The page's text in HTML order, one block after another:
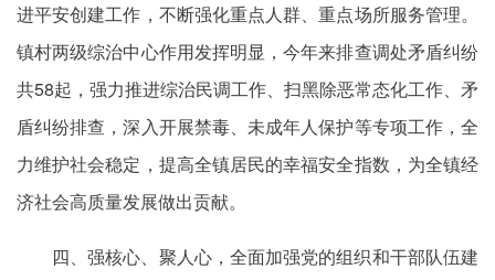
进平安创建工作，不断强化重点人群、重点场所服务管理。
镇村两级综治中心作用发挥明显，今年来排查调处矛盾纠纷
共58起，强力推进综治民调工作、扫黑除恶常态化工作、矛
盾纠纷排查，深入开展禁毒、未成年人保护等专项工作，全
力维护社会稳定，提高全镇居民的幸福安全指数，为全镇经
济社会高质量发展做出贡献。
四、强核心、聚人心，全面加强党的组织和干部队伍建